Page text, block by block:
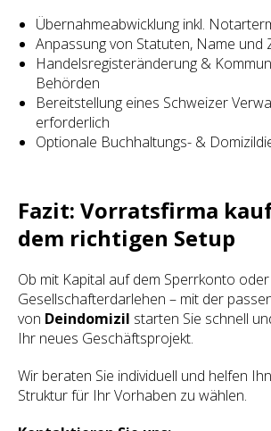
Übernahmeabwicklung inkl.
Anpassung von Statuten, Name und
Handelsregisteränderung &
Behörden
Bereitstellung eines Schweizer
erforderlich
Optionale Buchhaltungs- &
Fazit: Vorratsfirma
dem richtigen Setup
Ob mit Kapital auf dem Sperrkonto
Gesellschafterdarlehen – mit der
von Deindomizil starten Sie schnell
Ihr neues Geschäftsprojekt.
Wir beraten Sie individuell und helfen
Struktur für Ihr Vorhaben zu wählen.